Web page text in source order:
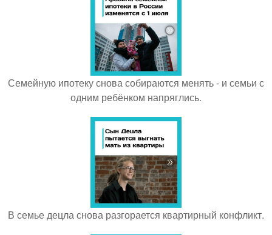
Семейную ипотеку снова собираются менять - и семьи с
одним ребёнком напряглись.
В семье децла снова разгорается квартирный конфликт.